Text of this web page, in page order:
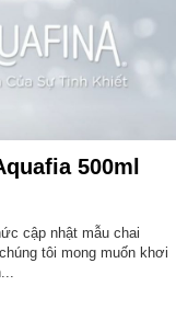
500ml
cập nhật mẫu chai
tôi mong muốn khơi